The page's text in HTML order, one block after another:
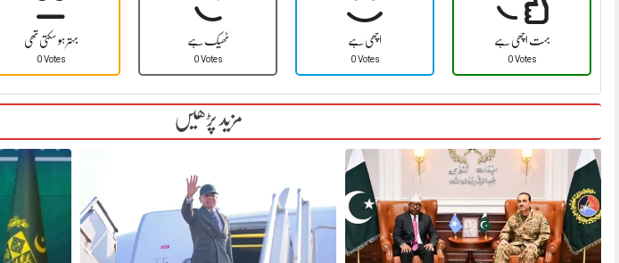
بہتر ہو سکتی تھی
0 Votes
ٹھیک ہے
0 Votes
اچھی ہے
0 Votes
بہت اچھی ہے
0 Votes
مزید پڑھیں